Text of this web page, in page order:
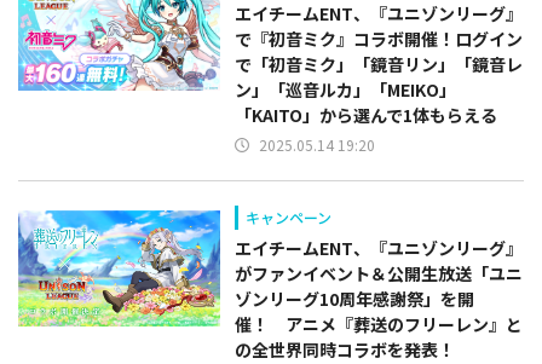
エイチームENT、『ユニゾンリーグ』
で『初音ミク』コラボ開催！ログイン
で「初音ミク」「鏡音リン」「鏡音レ
ン」「巡音ルカ」「MEIKO」
「KAITO」から選んで1体もらえる
2025.05.14 19:20
キャンペーン
エイチームENT、『ユニゾンリーグ』
がファンイベント＆公開生放送「ユニ
ゾンリーグ10周年感謝祭」を開
催！ アニメ『葬送のフリーレン』と
の全世界同時コラボを発表！